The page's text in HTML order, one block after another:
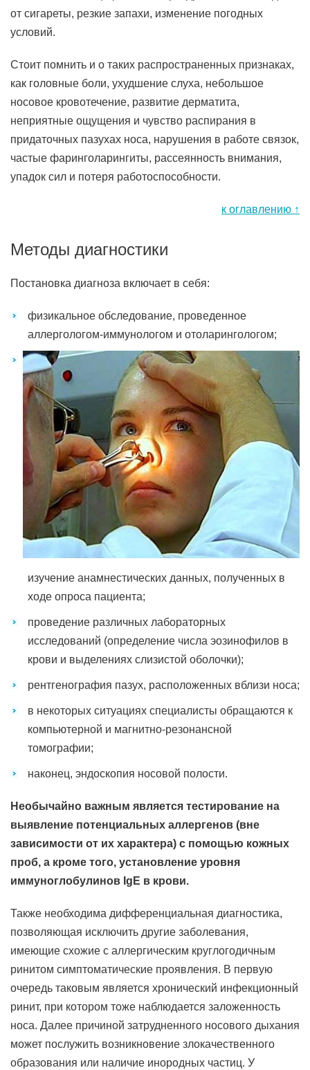
от сигареты, резкие запахи, изменение погодных
условий.
Стоит помнить и о таких распространенных признаках,
как головные боли, ухудшение слуха, небольшое
носовое кровотечение, развитие дерматита,
неприятные ощущения и чувство распирания в
придаточных пазухах носа, нарушения в работе связок,
частые фаринголарингиты, рассеянность внимания,
упадок сил и потеря работоспособности.
к оглавлению ↑
Методы диагностики
Постановка диагноза включает в себя:
физикальное обследование, проведенное
аллергологом-иммунологом и отоларингологом;
изучение анамнестических данных, полученных в
ходе опроса пациента;
проведение различных лабораторных
исследований (определение числа эозинофилов в
крови и выделениях слизистой оболочки);
рентгенография пазух, расположенных вблизи носа;
в некоторых ситуациях специалисты обращаются к
компьютерной и магнитно-резонансной
томографии;
наконец, эндоскопия носовой полости.
Необычайно важным является тестирование на
выявление потенциальных аллергенов (вне
зависимости от их характера) с помощью кожных
проб, а кроме того, установление уровня
иммуноглобулинов IgE в крови.
Также необходима дифференциальная диагностика,
позволяющая исключить другие заболевания,
имеющие схожие с аллергическим круглогодичным
ринитом симптоматические проявления. В первую
очередь таковым является хронический инфекционный
ринит, при котором тоже наблюдается заложенность
носа. Далее причиной затрудненного носового дыхания
может послужить возникновение злокачественного
образования или наличие инородных частиц. У